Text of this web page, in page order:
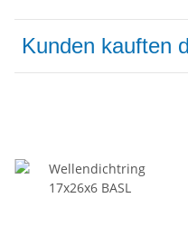
Kunden kauften